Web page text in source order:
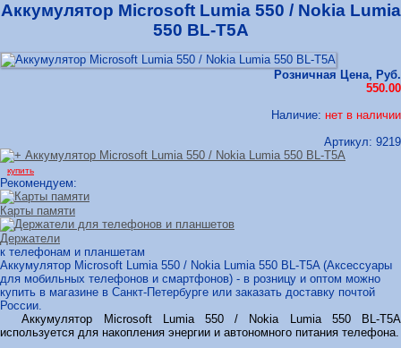
Аккумулятор Microsoft Lumia 550 / Nokia Lumia
550 BL-T5A
Розничная Цена, Руб.
550.00
Наличие: нет в наличии
Артикул: 9219
купить
Рекомендуем:
Карты памяти
Держатели
к телефонам и планшетам
Аккумулятор Microsoft Lumia 550 / Nokia Lumia 550 BL-T5A (Аксессуары
для мобильных телефонов и смартфонов) - в розницу и оптом можно
купить в магазине в Санкт-Петербурге или заказать доставку почтой
России.
Аккумулятор Microsoft Lumia 550 / Nokia Lumia 550 BL-T5A
используется для накопления энергии и автономного питания телефона.